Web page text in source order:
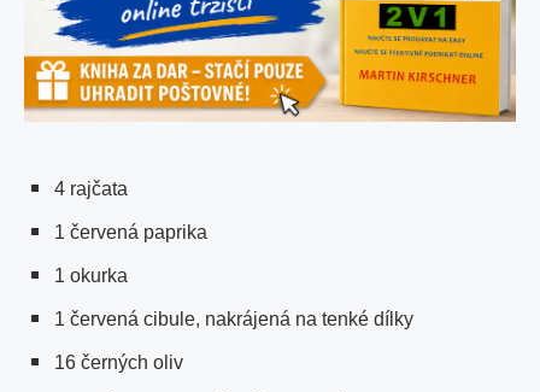
4 rajčata
1 červená paprika
1 okurka
1 červená cibule, nakrájená na tenké dílky
16 černých oliv